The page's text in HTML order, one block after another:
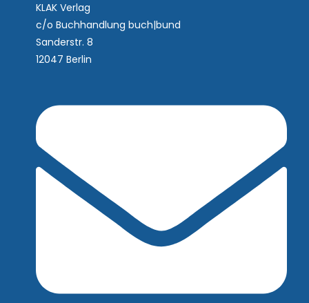
KLAK Verlag
c/o Buchhandlung buch|bund
Sanderstr. 8
12047 Berlin